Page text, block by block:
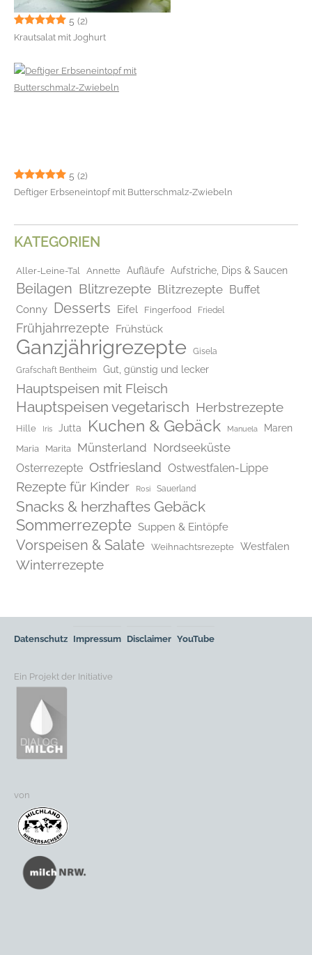
5 (2)
Krautsalat mit Joghurt
5 (2)
Deftiger Erbseneintopf mit Butterschmalz-Zwiebeln
KATEGORIEN
Aller-Leine-Tal Annette Aufläufe Aufstriche, Dips & Saucen
Beilagen Blitzrezepte Blitzrezepte Buffet
Conny Desserts Eifel Fingerfood Friedel
Frühjahrrezepte Frühstück
Ganzjährigrezepte
Gisela
Grafschaft Bentheim
Gut, günstig und lecker
Hauptspeisen mit Fleisch
Hauptspeisen vegetarisch Herbstrezepte
Hille Iris Jutta Kuchen & Gebäck Manuela Maren
Maria Marita Münsterland Nordseeküste
Osterrezepte Ostfriesland Ostwestfalen-Lippe
Rezepte für Kinder Rosi Sauerland
Snacks & herzhaftes Gebäck
Sommerrezepte Suppen & Eintöpfe
Vorspeisen & Salate Weihnachtsrezepte Westfalen
Winterrezepte
Datenschutz Impressum Disclaimer YouTube
Ein Projekt der Initiative
von